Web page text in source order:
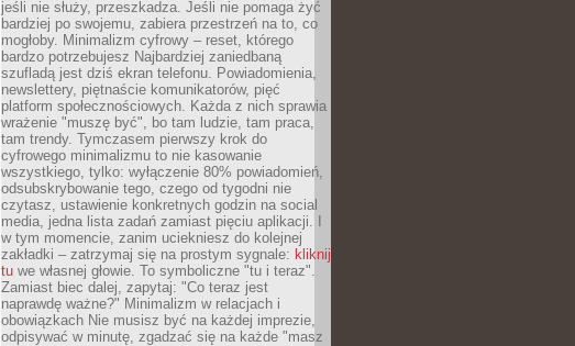
jeśli nie służy, przeszkadza. Jeśli nie pomaga żyć
bardziej po swojemu, zabiera przestrzeń na to, co
mogłoby. Minimalizm cyfrowy – reset, którego
bardzo potrzebujesz Najbardziej zaniedbaną
szufladą jest dziś ekran telefonu. Powiadomienia,
newslettery, piętnaście komunikatorów, pięć
platform społecznościowych. Każda z nich sprawia
wrażenie "muszę być", bo tam ludzie, tam praca,
tam trendy. Tymczasem pierwszy krok do
cyfrowego minimalizmu to nie kasowanie
wszystkiego, tylko: wyłączenie 80% powiadomień,
odsubskrybowanie tego, czego od tygodni nie
czytasz, ustawienie konkretnych godzin na social
media, jedna lista zadań zamiast pięciu aplikacji. I
w tym momencie, zanim uciekniesz do kolejnej
zakładki – zatrzymaj się na prostym sygnale: kliknij
tu we własnej głowie. To symboliczne "tu i teraz".
Zamiast biec dalej, zapytaj: "Co teraz jest
naprawdę ważne?" Minimalizm w relacjach i
obowiązkach Nie musisz być na każdej imprezie,
odpisywać w minutę, zgadzać się na każde "masz